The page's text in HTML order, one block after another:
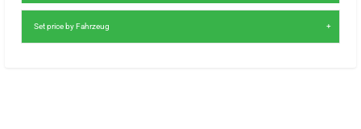
Set price by Fahrzeug